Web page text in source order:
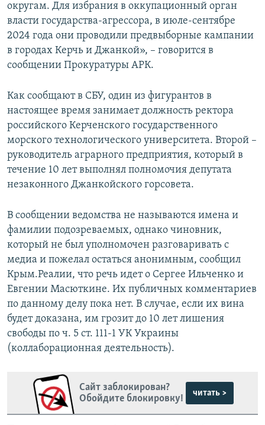
округам. Для избрания в оккупационный орган
власти государства-агрессора, в июле-сентябре
2024 года они проводили предвыборные кампании
в городах Керчь и Джанкой», – говорится в
сообщении Прокуратуры АРК.
Как сообщают в СБУ, один из фигурантов в
настоящее время занимает должность ректора
российского Керченского государственного
морского технологического университета. Второй –
руководитель аграрного предприятия, который в
течение 10 лет выполнял полномочия депутата
незаконного Джанкойского горсовета.
В сообщении ведомства не называются имена и
фамилии подозреваемых, однако чиновник,
который не был уполномочен разговаривать с
медиа и пожелал остаться анонимным, сообщил
Крым.Реалии, что речь идет о Сергее Ильченко и
Евгении Масюткине. Их публичных комментариев
по данному делу пока нет. В случае, если их вина
будет доказана, им грозит до 10 лет лишения
свободы по ч. 5 ст. 111-1 УК Украины
(коллаборационная деятельность).
Сайт заблокирован?
Обойдите блокировку!
читать >